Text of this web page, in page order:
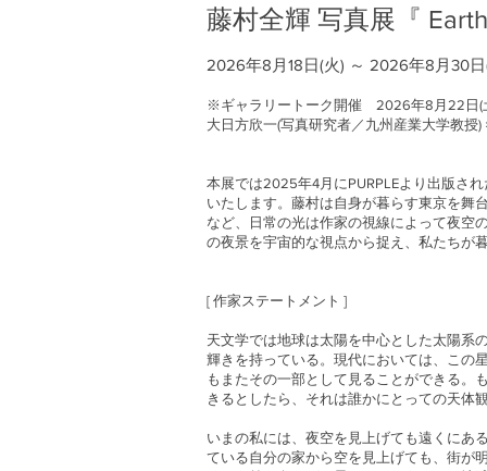
藤村全輝 写真展 『
2026年8月18日(火) ～ 2026年8月30
※ギャラリートーク開催 2026年8月22日(
大日方欣一(写真研究者／九州産業大学教
本展では2025年4月にPURPLEより出版さ
いたします。藤村は自身が暮らす東京を舞
など、日常の光は作家の視線によって夜空
の夜景を宇宙的な視点から捉え、私たちが
[ 作家ステートメント ]
天文学では地球は太陽を中心とした太陽系
輝きを持っている。現代においては、この
もまたその一部として見ることができる。
きるとしたら、それは誰かにとっての天体
いまの私には、夜空を見上げても遠くにあ
ている自分の家から空を見上げても、街が